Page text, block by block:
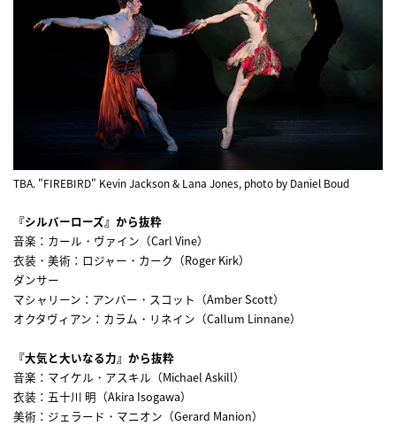
TBA. "FIREBIRD" Kevin Jackson & Lana Jones, photo by Daniel Boud
『シルバーローズ』から抜粋
音楽：カール・ヴァイン（Carl Vine）
衣装・美術：ロジャー・カーク（Roger Kirk）
ダンサー
マシャリーン：アンバー・スコット（Amber Scott）
オクタヴィアン：カラム・リネイン（Callum Linnane）
『大気と大いなる力』から抜粋
音楽：マイケル・アスキル（Michael Askill）
衣装：五十川 明（Akira Isogawa）
美術：ジェラード・マニオン（Gerard Manion）